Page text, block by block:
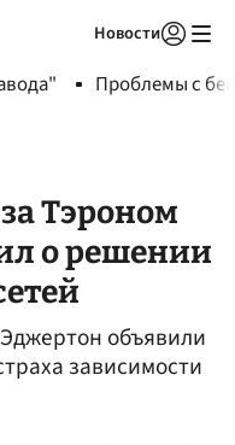
Новости
Проблемы с
Тэроном
о решении
объявили
зависимости